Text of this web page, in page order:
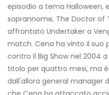
episodio a tema Halloween,
soprannome, The Doctor of
affrontato Undertaker a
match. Cena ha vinto il suo
contro il Big Show nel 2004
titolo per quattro mesi, ma
dall'allora general manager